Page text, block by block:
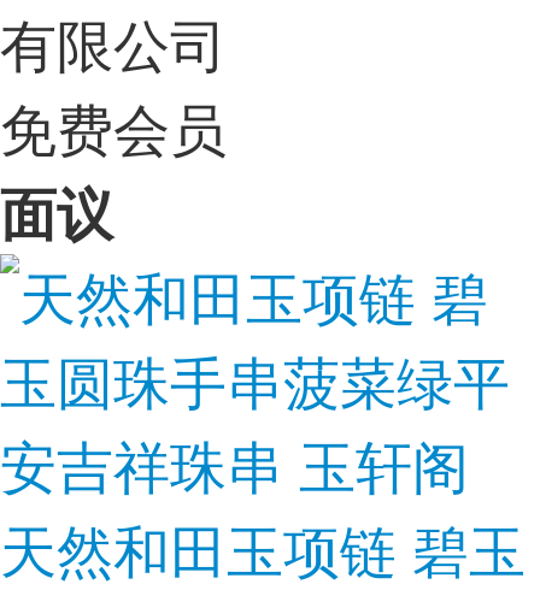
有限公司
免费会员
面议
天然和田玉项链 碧玉